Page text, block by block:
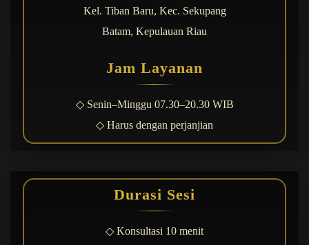
Konseling Sangat Penting untuk Kesehatan Mental
dan Kehidupan Anda
Percepat Kemajuanmu
Kel. Tiban Baru, Kec. Sekupang
Batam, Kepulauan Riau
Jam Layanan
◇ Senin–Minggu 07.30–20.30 WIB
◇ Harus dengan perjanjian
Durasi Sesi
◇ Konsultasi 10 menit